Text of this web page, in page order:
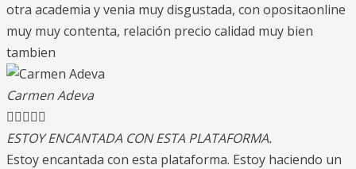
otra academia y venia muy disgustada, con opositaonline
muy muy contenta, relación precio calidad muy bien
tambien
Carmen Adeva

ESTOY ENCANTADA CON ESTA PLATAFORMA.
Estoy encantada con esta plataforma. Estoy haciendo un